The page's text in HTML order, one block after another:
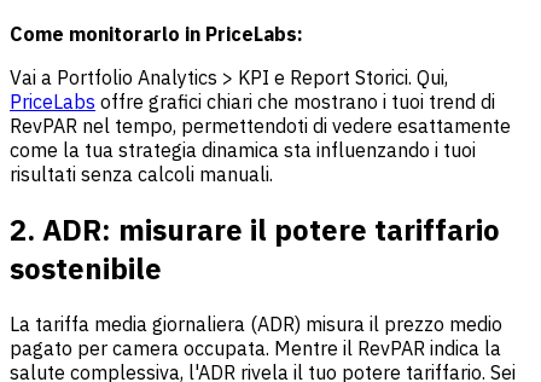
Come monitorarlo in PriceLabs:
Vai a Portfolio Analytics > KPI e Report Storici. Qui,
PriceLabs offre grafici chiari che mostrano i tuoi trend di
RevPAR nel tempo, permettendoti di vedere esattamente
come la tua strategia dinamica sta influenzando i tuoi
risultati senza calcoli manuali.
2. ADR: misurare il potere tariffario
sostenibile
La tariffa media giornaliera (ADR) misura il prezzo medio
pagato per camera occupata. Mentre il RevPAR indica la
salute complessiva, l'ADR rivela il tuo potere tariffario. Sei